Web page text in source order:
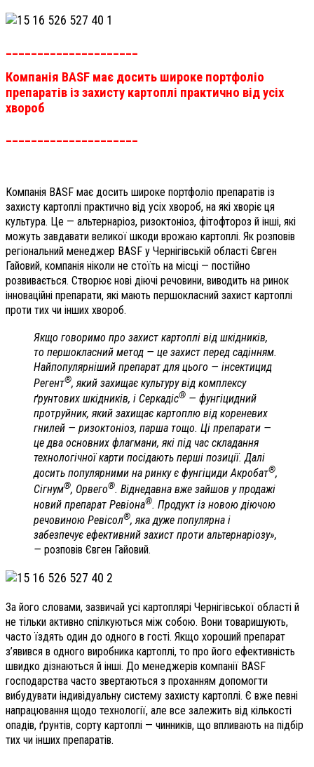
_____________________
Компанія ВASF має досить широке портфоліо
препаратів із захисту картоплі практично від усіх
хвороб
_____________________
Компанія ВASF має досить широке портфоліо препаратів із
захисту картоплі практично від усіх хвороб, на які хворіє ця
культура. Це — альтернаріоз, ризоктоніоз, фітофтороз й інші, які
можуть завдавати великої шкоди врожаю картоплі. Як розповів
регіональний менеджер ВASF у Чернігівській області Євген
Гайовий, компанія ніколи не стоїть на місці — постійно
розвивається. Створює нові діючі речовини, виводить на ринок
інноваційні препарати, які мають першокласний захист картоплі
проти тих чи інших хвороб.
Якщо говоримо про захист картоплі від шкідників,
то першокласний метод — це захист перед садінням.
Найпопулярніший препарат для цього — інсектицид
Регент®, який захищає культуру від комплексу
ґрунтових шкідників, і Серкадіс® — фунгіцидний
протруйник, який захищає картоплю від кореневих
гнилей — ризоктоніоз, парша тощо. Ці препарати —
це два основних флагмани, які під час складання
технологічної карти посідають перші позиції. Далі
досить популярними на ринку є фунгіциди Акробат®,
Сігнум®, Орвего®. Віднедавна вже зайшов у продажі
новий препарат Ревіона®. Продукт із новою діючою
речовиною Ревісол®, яка дуже популярна і
забезпечує ефективний захист проти альтернаріозу»,
— розповів Євген Гайовий.
За його словами, зазвичай усі картоплярі Чернігівської області й
не тільки активно спілкуються між собою. Вони товаришують,
часто їздять один до одного в гості. Якщо хороший препарат
з’явився в одного виробника картоплі, то про його ефективність
швидко дізнаються й інші. До менеджерів компанії ВASF
господарства часто звертаються з проханням допомогти
вибудувати індивідуальну систему захисту картоплі. Є вже певні
напрацювання щодо технології, але все залежить від кількості
опадів, ґрунтів, сорту картоплі — чинників, що впливають на підбір
тих чи інших препаратів.